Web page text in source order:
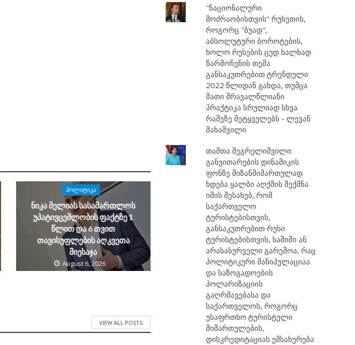
ᲞᲝᲚᲘᲢᲘᲙᲐ
ნიკა მელიას სასამართლოს
უპატივცემლობის ფაქტზე 1
წლით და 6 თვით
თავისუფლების აღკვეთა
მიესაჯა
August 6, 2026
VIEW ALL POSTS
"ნაციონალური
მოძრაობისთვის" რუსეთის,
როგორც "ბუად",
აბსოლუტური ბოროტების,
ხოლო რუსების ცუდ ხალხად
წარმოჩენის თემა
განსაკუთრებით ტრენდული
2022 წლიდან გახდა, თუმცა
მათი მრავალწლიანი
პრაქტიკა სრულიად სხვა
რამეზე მეტყველებს - ლევან
მახაშვილი
თამთა მეგრელიშვილი:
განვითარების დინამიკის
ფონზე მიზანმიმართულად
ხდება ყალბი აღქმის შექმნა
იმის შესახებ, რომ
საქართველო
ტურისტებისთვის,
განსაკუთრებით რუსი
ტურისტებისთვის, საშიში ან
არასასურველი გარემოა, რაც
პოლიტიკური მანიპულაციაა
და საზოგადოების
პოლარიზაციის
გაღრმავებასა და
საქართველოს, როგორც
უსაფრთხო ტურისტული
მიმართულების,
დისკრედიტაციას ემსახურება